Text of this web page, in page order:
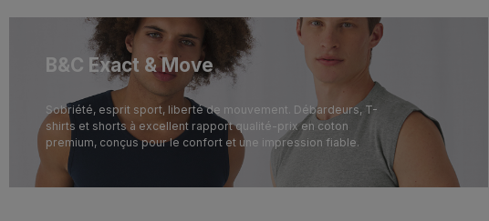
B&C Exact & Move
Sobriété, esprit sport, liberté de mouvement. Débardeurs, T-
shirts et shorts à excellent rapport qualité-prix en coton
premium, conçus pour le confort et une impression fiable.